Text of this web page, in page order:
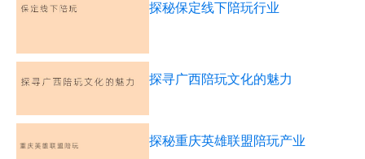
探秘保定线下陪玩行业
探寻广西陪玩文化的魅力
探秘重庆英雄联盟陪玩产业